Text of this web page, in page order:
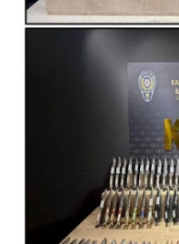
BİLİM TEKNOLOJİ
SEÇİM 2015
ÇEVRE